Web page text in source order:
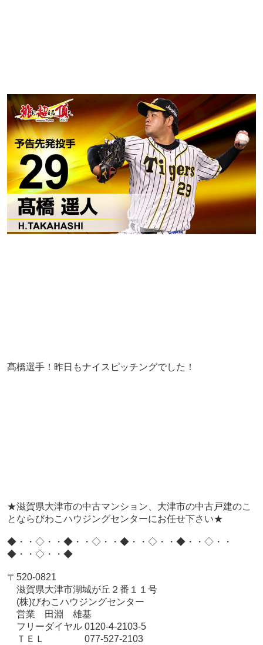
髙橋選手！昨日もナイスピッチングでした！
★滋賀県大津市の中古マンション、大津市の中古戸建のこ
とならびわこハウジングセンターにお任せ下さい★
◆・・◇・・◆・・◇・・◆・・◇・・◆・・◇・・
◆・・◇・・◆
〒520-0821
滋賀県大津市湖城が丘２番１１号
(株)びわこハウジングセンター
営業 田淵 雄基
フリーダイヤル 0120-4-2103-5
ＴＥＬ 077-527-2103